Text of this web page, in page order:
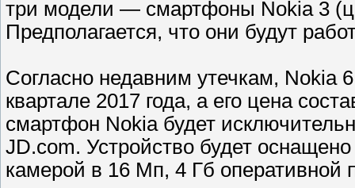
три модели — смартфоны Nokia 3
Предполагается, что они будут
Согласно недавним утечкам, Nokia
квартале 2017 года, а его цена
смартфон Nokia будет
JD.com. Устройство будет
камерой в 16 Мп, 4 Гб оперативной